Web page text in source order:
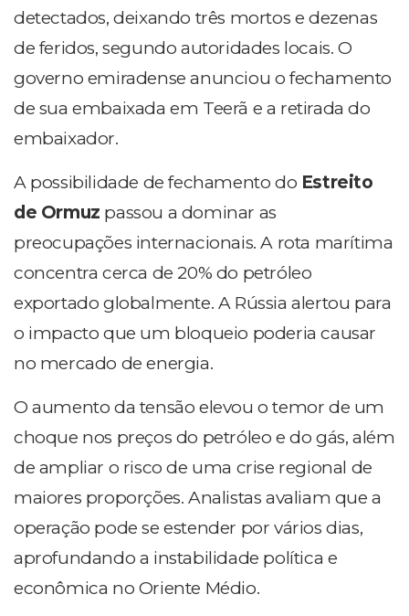
detectados, deixando três mortos e dezenas
de feridos, segundo autoridades locais. O
governo emiradense anunciou o fechamento
de sua embaixada em Teerã e a retirada do
embaixador.
A possibilidade de fechamento do Estreito
de Ormuz passou a dominar as
preocupações internacionais. A rota marítima
concentra cerca de 20% do petróleo
exportado globalmente. A Rússia alertou para
o impacto que um bloqueio poderia causar
no mercado de energia.
O aumento da tensão elevou o temor de um
choque nos preços do petróleo e do gás, além
de ampliar o risco de uma crise regional de
maiores proporções. Analistas avaliam que a
operação pode se estender por vários dias,
aprofundando a instabilidade política e
econômica no Oriente Médio.